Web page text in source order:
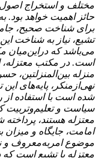
مختلف و استخراج اصول
حائز اهمیت خواهد بود.
برای شناخت صحیح،
تشیع، نیاز به شناخت
می‌باشد که دراین‌میان
است. در مکتب معتزله،
منزله بین‌المنزلتین،
نهی‌ازمنکر، پایه‌های
شده است با استفاده
سیاست و تعلیم‌وتربیت
معتزله هستند،
امامت، جایگاه و میزان
موضوع امر‌به‌معروف و
معتزله با تشیع است که